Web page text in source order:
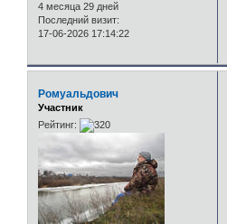
4 месяца 29 дней
Последний визит:
17-06-2026 17:14:22
Ромуальдович
Участник
Рейтинг: